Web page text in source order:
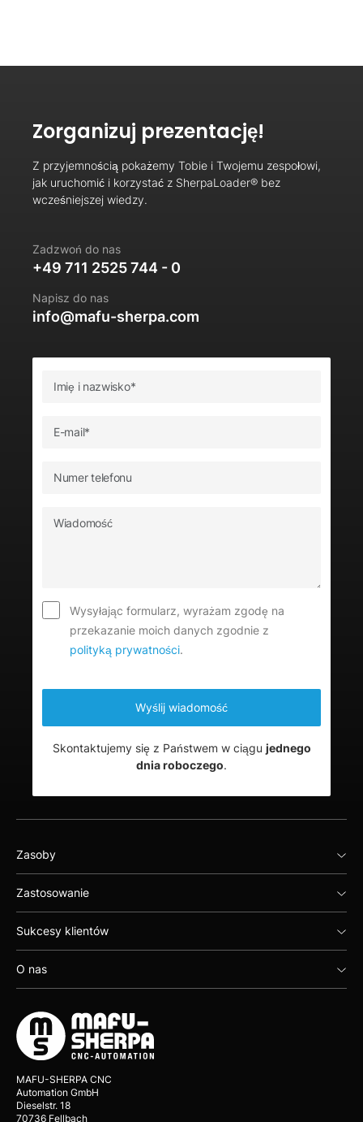
Zorganizuj prezentację!
Z przyjemnością pokażemy Tobie i Twojemu zespołowi,
jak uruchomić i korzystać z SherpaLoader® bez
wcześniejszej wiedzy.
Zadzwoń do nas
+49 711 2525 744 - 0
Napisz do nas
info@mafu-sherpa.com
Wysyłając formularz, wyrażam zgodę na
przekazanie moich danych zgodnie z
polityką prywatności.
Skontaktujemy się z Państwem w ciągu jednego
dnia roboczego.
Zasoby
Zastosowanie
Sukcesy klientów
O nas
MAFU-SHERPA CNC
Automation GmbH
Dieselstr. 18
70736 Fellbach